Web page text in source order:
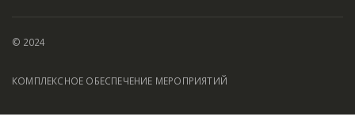
© 2024
КОМПЛЕКСНОЕ ОБЕСПЕЧЕНИЕ МЕРОПРИЯТИЙ